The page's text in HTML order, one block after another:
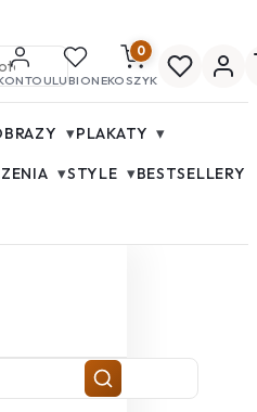
ULUBIONE
0
KOSZYK
▾PLAKATY ▾
▾STYLE ▾BESTSELLERY